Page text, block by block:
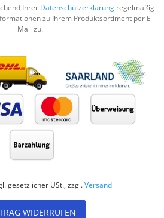
Ihrer Datenschutzerklärung regelmäßig
zu Ihrem Produktsortiment per E-
Mail zu.
gesetzlicher USt., zzgl.Versand
WIDERRUFEN